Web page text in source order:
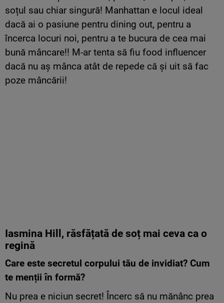
soțul sau chiar singură! Manhattan e locul ideal
dacă ai o pasiune pentru dining out, pentru a
încerca locuri noi, pentru a te bucura de cea mai
bună mâncare!! M-ar tenta să fiu food influencer
dacă nu aș mânca atât de repede că și uit să fac
poze mâncării!
Iasmina Hill, răsfățată de soț mai ceva ca o
regină
Care este secretul corpului tău de invidiat? Cum
te menții în formă?
Nu prea e niciun secret! Încerc să nu mănânc prea